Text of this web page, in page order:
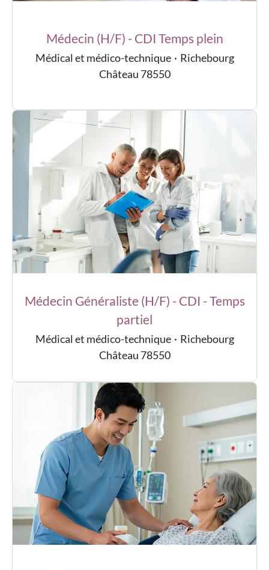
Médecin (H/F) - CDI Temps plein
Médical et médico-technique · Richebourg
Château 78550
Médecin Généraliste (H/F) - CDI - Temps
partiel
Médical et médico-technique · Richebourg
Château 78550